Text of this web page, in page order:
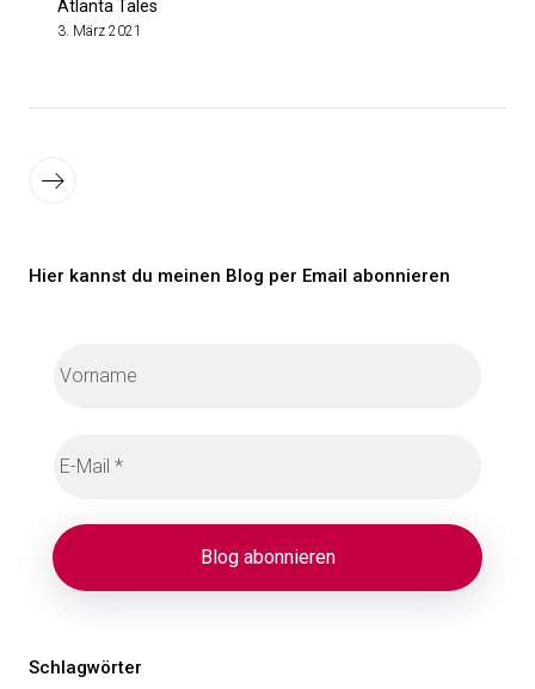
Atlanta Tales
3. März 2021
derBeiträge
Hier kannst du meinen Blog per Email abonnieren
Schlagwörter